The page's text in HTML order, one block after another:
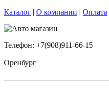
Каталог | О компании | Оплата
Телефон: +7(908)911-66-15
Оренбург